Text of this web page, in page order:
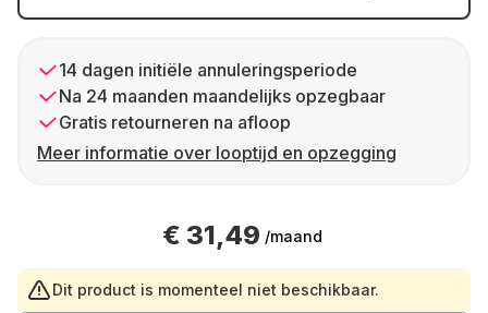
14 dagen initiële annuleringsperiode
Na 24 maanden maandelijks opzegbaar
Gratis retourneren na afloop
Meer informatie over looptijd en opzegging
€ 31,49 /maand
Dit product is momenteel niet beschikbaar.